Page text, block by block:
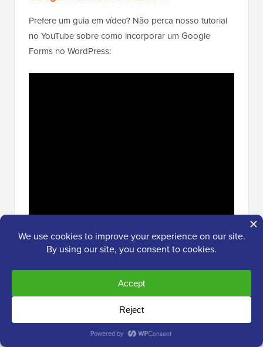
Prefere um guia em vídeo? Não perca nosso tutorial
no YouTube sobre como incorporar um Google
Forms no WordPress:
Inscreva-se no WPBeginner
Leitura Adicional para Usar Formulários